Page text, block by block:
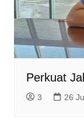
Perkuat
3 26